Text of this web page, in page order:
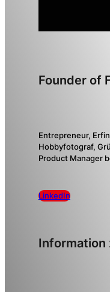
Founder of
Entrepreneur,
Hobbyfotograf,
Product Manager
LinkedIn
Information